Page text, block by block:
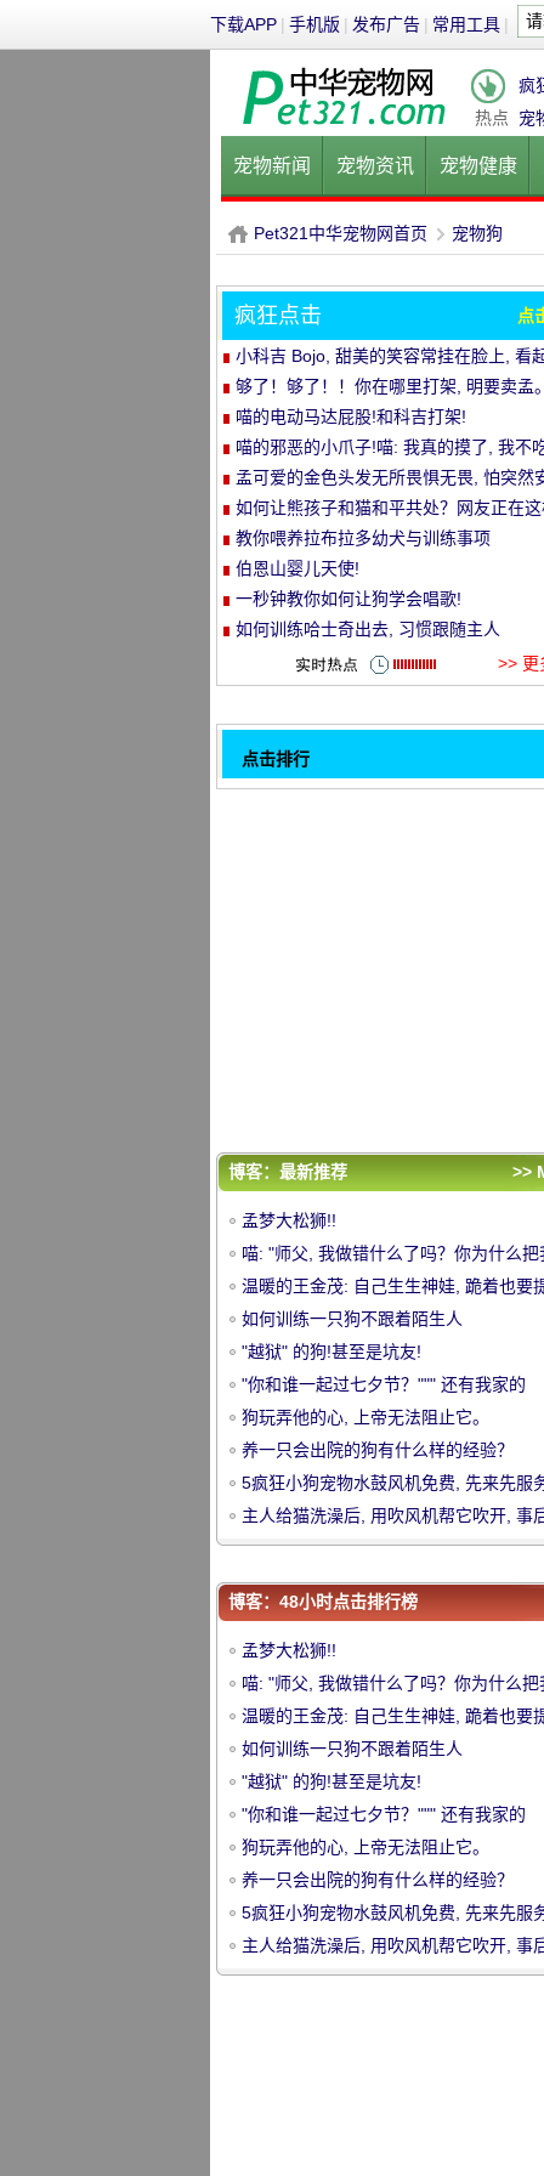
下载APP | 手机版 | 发布广告 | 常用工具 |
热点
疯
宠
宠物新闻 宠物资讯 宠物健康
健康饮食 宠物美容 宠物医院
P
et
中
华
Pet321中华宠物网首页
›
宠物狗
疯狂点击 点
小科吉 Bojo, 甜美的笑容常挂在脸上, 看
来每天都是超级快乐!爱笑的小短腿, 太治
够了！够了！！你在哪里打架, 明要卖孟
喵的电动马达屁股!和科吉打架!
喵的邪恶的小爪子!喵: 我真的摸了, 我不
孟可爱的金色头发无所畏惧无畏, 怕突然
静的空气
如何让熊孩子和猫和平共处？网友正在
做..。婴孩必须被充电送..。
教你喂养拉布拉多幼犬与训练事项
伯恩山婴儿天使!
一秒钟教你如何让狗学会唱歌!
如何训练哈士奇出去, 习惯跟随主人
>> 更
点击排行
想到......。杀了你的同伙!
评论排行
喵: "师父, 我做错什么了吗？你为什么
如何训练一只狗不跟着陌生人
"越狱" 的狗!甚至是坑友!
"你和谁一起过七夕节？""" 还有我家的
狗.....。"
狗玩弄他的心, 上帝无法阻止它。
养一只会出院的狗有什么样的经验？
5疯狂小狗宠物水鼓风机免费, 先来先服
主人给猫洗澡后, 用吹风机帮它吹开, 事
博客：最新推荐 >>
孟梦大松狮!!
喵: "师父, 我做错什么了吗？你为什么把
起来？"
温暖的王金茂: 自己生生神娃, 跪着也要
如何训练一只狗不跟着陌生人
"越狱" 的狗!甚至是坑友!
"你和谁一起过七夕节？""" 还有我家的
狗.....。"
狗玩弄他的心, 上帝无法阻止它。
养一只会出院的狗有什么样的经验？
5疯狂小狗宠物水鼓风机免费, 先来先服
主人给猫洗澡后, 用吹风机帮它吹开, 事
想到......。杀了你的同伙!
博客：48小时点击排行榜
孟梦大松狮!!
喵: "师父, 我做错什么了吗？你为什么把
起来？"
温暖的王金茂: 自己生生神娃, 跪着也要
如何训练一只狗不跟着陌生人
"越狱" 的狗!甚至是坑友!
"你和谁一起过七夕节？""" 还有我家的
狗.....。"
狗玩弄他的心, 上帝无法阻止它。
养一只会出院的狗有什么样的经验？
5疯狂小狗宠物水鼓风机免费, 先来先服
主人给猫洗澡后, 用吹风机帮它吹开, 事
想到......。杀了你的同伙!